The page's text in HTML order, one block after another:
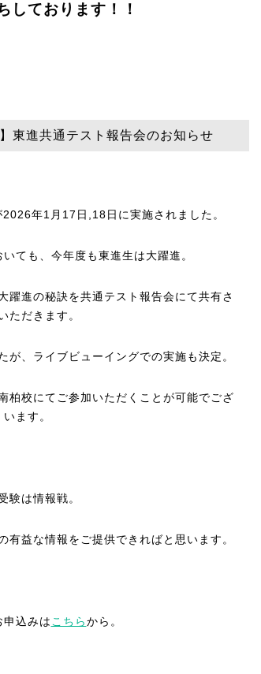
しております！！
進共通テスト報告会のお知らせ
年1月17日,18日に実施されました。
ても、今年度も東進生は大躍進。
躍進の秘訣を共通テスト報告会にて共有さ
ただきます。
が、ライブビューイングでの実施も決定。
柏校にてご参加いただくことが可能でござ
います。
験は情報戦。
有益な情報をご提供できればと思います。
申込みは こちらから。